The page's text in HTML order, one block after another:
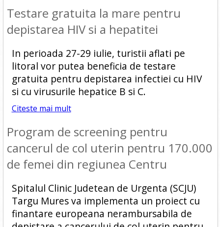
Testare gratuita la mare pentru
depistarea HIV si a hepatitei
In perioada 27-29 iulie, turistii aflati pe
litoral vor putea beneficia de testare
gratuita pentru depistarea infectiei cu HIV
si cu virusurile hepatice B si C.
Citeste mai mult
Program de screening pentru
cancerul de col uterin pentru 170.000
de femei din regiunea Centru
Spitalul Clinic Judetean de Urgenta (SCJU)
Targu Mures va implementa un proiect cu
finantare europeana nerambursabila de